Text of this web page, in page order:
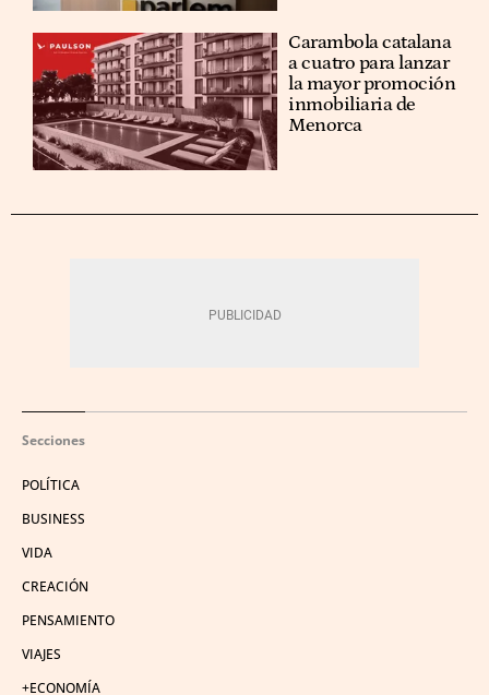
Carambola catalana
a cuatro para lanzar
la mayor promoción
inmobiliaria de
Menorca
Secciones
POLÍTICA
BUSINESS
VIDA
CREACIÓN
PENSAMIENTO
VIAJES
+ECONOMÍA